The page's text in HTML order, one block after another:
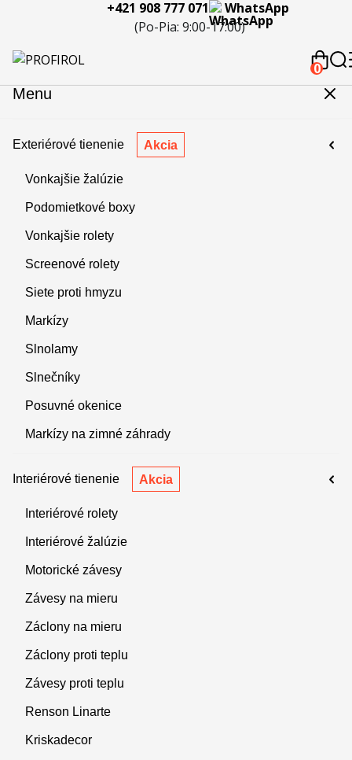
Servis a
reklamácie
KontaktyKariéraSpolupráca
908 777 071
+421 908 777 071
WhatsApp
(Po-Pia: 9:00-17:00)
0
Menu
Exteriérové tienenie Akcia
Vonkajšie žalúzie
Podomietkové boxy
Vonkajšie rolety
Screenové rolety
Siete proti hmyzu
Markízy
Slnolamy
Slnečníky
Posuvné okenice
Markízy na zimné záhrady
Interiérové tienenie Akcia
Interiérové rolety
Interiérové žalúzie
Motorické závesy
Závesy na mieru
Záclony na mieru
Záclony proti teplu
Závesy proti teplu
Renson Linarte
Kriskadecor